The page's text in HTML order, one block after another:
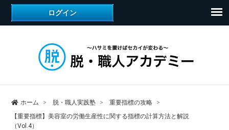
ホーム 脱・職人実践塾
重要指標の攻略
【重要指標】美容室の労働生産性に関する指標の計算方法と解説
（Vol.4）